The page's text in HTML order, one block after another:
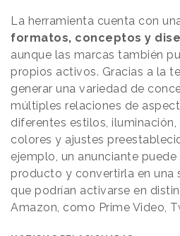
La herramienta cuenta con
formatos, conceptos y
aunque las marcas también
propios activos. Gracias a la
generar una variedad de
múltiples relaciones de
diferentes estilos, iluminación,
colores y ajustes
ejemplo, un anunciante
producto y convertirla en una
que podrían activarse en
Amazon, como Prime Video,